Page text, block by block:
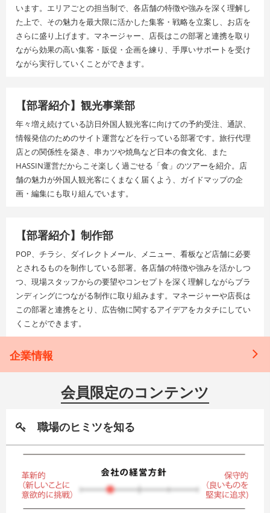
います。エリアごとの担当制で、各店舗の特徴や強みを深く理解し
た上で、その魅力を最大限に活かした集客・戦略を立案し、お店を
さらに盛り上げます。マネージャー、店長はこの部署と連携を取り
ながら効果の高い集客・販促・企画を練り、手厚いサポートを受け
ながら実行していくことができます。
【部署紹介】観光事業部
年々増え続けている訪日外国人観光客に向けての予約受注、通訳、
情報発信のためのサイト運営などを行っている部署です。旅行代理
店との関係性を築き、串カツや焼鳥など日本の食文化、また
HASSIN運営だからこそ楽しく過ごせる「食」のツアーを紹介。店
舗の魅力が外国人観光客にくまなく届くよう、ガイドマップの企
画・編集にも取り組んでいます。
【部署紹介】制作部
POP、チラシ、ダイレクトメール、メニュー、看板など店舗に必要
とされるものを制作している部署。各店舗の特徴や強みを活かしつ
つ、現場スタッフからの要望やコンセプトを深く理解しながらブラ
ンディングにつながる制作に取り組みます。マネージャーや店長は
この部署と連携をとり、広告物に関するアイデアをカタチにしてい
くことができます。
企業情報
会員限定のコンテンツ
職場のヒミツを知る